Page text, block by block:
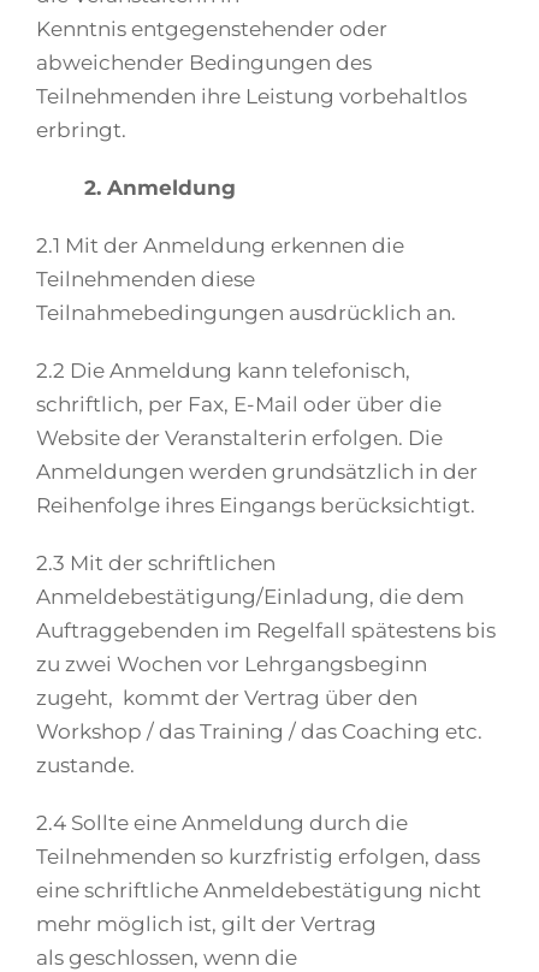
Kenntnis entgegenstehender oder
abweichender Bedingungen des
Teilnehmenden ihre Leistung vorbehaltlos
erbringt.
2. Anmeldung
2.1 Mit der Anmeldung erkennen die
Teilnehmenden diese
Teilnahmebedingungen ausdrücklich an.
2.2 Die Anmeldung kann telefonisch,
schriftlich, per Fax, E-Mail oder über die
Website der Veranstalterin erfolgen. Die
Anmeldungen werden grundsätzlich in der
Reihenfolge ihres Eingangs berücksichtigt.
2.3 Mit der schriftlichen
Anmeldebestätigung/Einladung, die dem
Auftraggebenden im Regelfall spätestens bis
zu zwei Wochen vor Lehrgangsbeginn
zugeht, kommt der Vertrag über den
Workshop / das Training / das Coaching etc.
zustande.
2.4 Sollte eine Anmeldung durch die
Teilnehmenden so kurzfristig erfolgen, dass
eine schriftliche Anmeldebestätigung nicht
mehr möglich ist, gilt der Vertrag
als geschlossen, wenn die